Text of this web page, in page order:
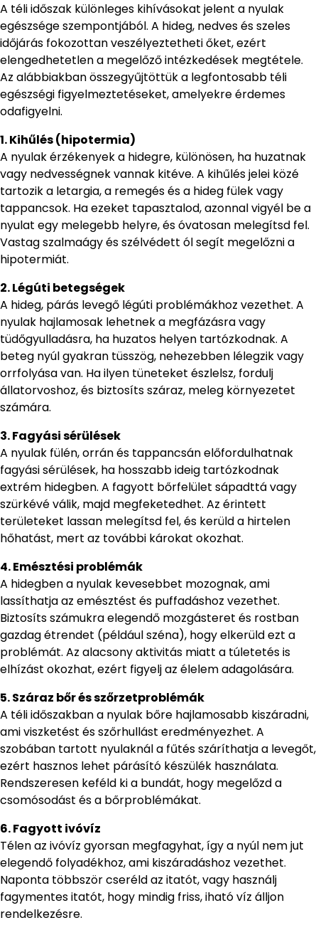
A téli időszak különleges kihívásokat jelent a nyulak
egészsége szempontjából. A hideg, nedves és szeles
időjárás fokozottan veszélyeztetheti őket, ezért
elengedhetetlen a megelőző intézkedések megtétele.
Az alábbiakban összegyűjtöttük a legfontosabb téli
egészségi figyelmeztetéseket, amelyekre érdemes
odafigyelni.
1. Kihűlés (hipotermia)
A nyulak érzékenyek a hidegre, különösen, ha huzatnak
vagy nedvességnek vannak kitéve. A kihűlés jelei közé
tartozik a letargia, a remegés és a hideg fülek vagy
tappancsok. Ha ezeket tapasztalod, azonnal vigyél be a
nyulat egy melegebb helyre, és óvatosan melegítsd fel.
Vastag szalmaágy és szélvédett ól segít megelőzni a
hipotermiát.
2. Légúti betegségek
A hideg, párás levegő légúti problémákhoz vezethet. A
nyulak hajlamosak lehetnek a megfázásra vagy
tüdőgyulladásra, ha huzatos helyen tartózkodnak. A
beteg nyúl gyakran tüsszög, nehezebben lélegzik vagy
orrfolyása van. Ha ilyen tüneteket észlelsz, fordulj
állatorvoshoz, és biztosíts száraz, meleg környezetet
számára.
3. Fagyási sérülések
A nyulak fülén, orrán és tappancsán előfordulhatnak
fagyási sérülések, ha hosszabb ideig tartózkodnak
extrém hidegben. A fagyott bőrfelület sápadttá vagy
szürkévé válik, majd megfeketedhet. Az érintett
területeket lassan melegítsd fel, és kerüld a hirtelen
hőhatást, mert az további károkat okozhat.
4. Emésztési problémák
A hidegben a nyulak kevesebbet mozognak, ami
lassíthatja az emésztést és puffadáshoz vezethet.
Biztosíts számukra elegendő mozgásteret és rostban
gazdag étrendet (például széna), hogy elkerüld ezt a
problémát. Az alacsony aktivitás miatt a túletetés is
elhízást okozhat, ezért figyelj az élelem adagolására.
5. Száraz bőr és szőrzetproblémák
A téli időszakban a nyulak bőre hajlamosabb kiszáradni,
ami viszketést és szőrhullást eredményezhet. A
szobában tartott nyulaknál a fűtés száríthatja a levegőt,
ezért hasznos lehet párásító készülék használata.
Rendszeresen keféld ki a bundát, hogy megelőzd a
csomósodást és a bőrproblémákat.
6. Fagyott ivóvíz
Télen az ivóvíz gyorsan megfagyhat, így a nyúl nem jut
elegendő folyadékhoz, ami kiszáradáshoz vezethet.
Naponta többször cseréld az itatót, vagy használj
fagymentes itatót, hogy mindig friss, iható víz álljon
rendelkezésre.